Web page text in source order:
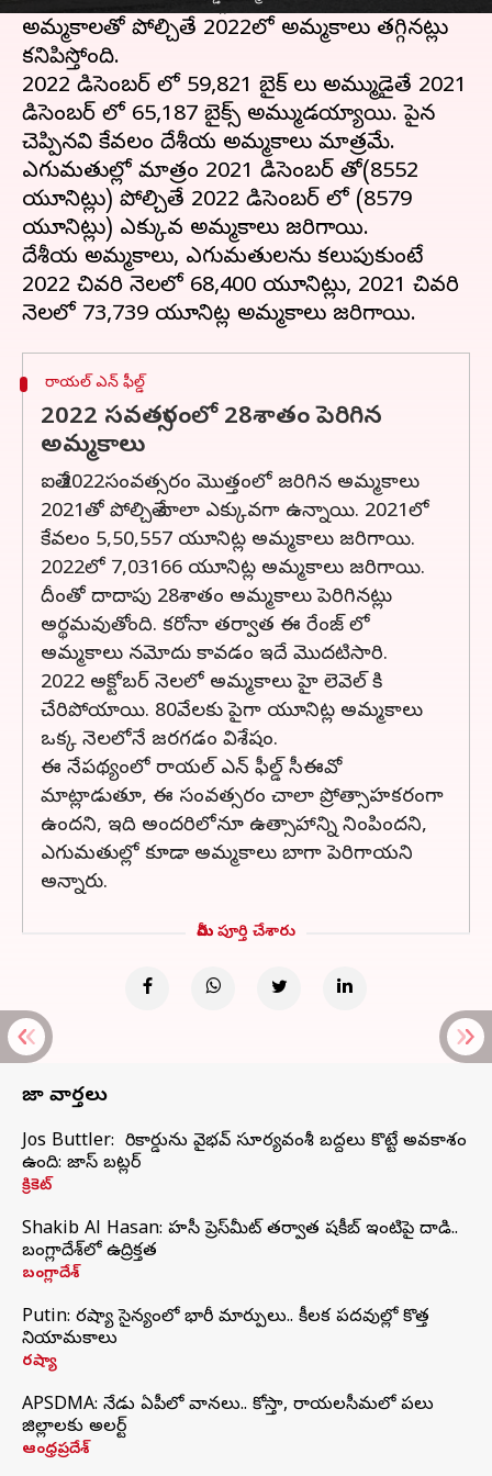
అమ్మకాలతో పోల్చితే 2022లో అమ్మకాలు తగ్గినట్లు
కనిపిస్తోంది.
2022 డిసెంబర్ లో 59,821 బైక్ లు అమ్ముడైతే 2021
డిసెంబర్ లో 65,187 బైక్స్ అమ్ముడయ్యాయి. పైన
చెప్పినవి కేవలం దేశీయ అమ్మకాలు మాత్రమే.
ఎగుమతుల్లో మాత్రం 2021 డిసెంబర్ తో(8552
యూనిట్లు) పోల్చితే 2022 డిసెంబర్ లో (8579
యూనిట్లు) ఎక్కువ అమ్మకాలు జరిగాయి.
దేశీయ అమ్మకాలు, ఎగుమతులను కలుపుకుంటే
2022 చివరి నెలలో 68,400 యూనిట్లు, 2021 చివరి
రాయల్ ఎన్ ఫీల్డ్
2022 సవత్సరంలో 28శాతం పెరిగిన
అమ్మకాలు
ఐతే 2022సంవత్సరం మొత్తంలో జరిగిన అమ్మకాలు
2021తో పోల్చితే చాలా ఎక్కువగా ఉన్నాయి. 2021లో
కేవలం 5,50,557 యూనిట్ల అమ్మకాలు జరిగాయి.
2022లో 7,03166 యూనిట్ల అమ్మకాలు జరిగాయి.
దీంతో దాదాపు 28శాతం అమ్మకాలు పెరిగినట్లు
అర్థమవుతోంది. కరోనా తర్వాత ఈ రేంజ్ లో
అమ్మకాలు నమోదు కావడం ఇదే మొదటిసారి.
2022 అక్టోబర్ నెలలో అమ్మకాలు హై లెవెల్ కి
చేరిపోయాయి. 80వేలకు పైగా యూనిట్ల అమ్మకాలు
ఒక్క నెలలోనే జరగడం విశేషం.
ఈ నేపథ్యంలో రాయల్ ఎన్ ఫీల్డ్ సీఈవో
మాట్లాడుతూ, ఈ సంవత్సరం చాలా ప్రోత్సాహకరంగా
ఉందని, ఇది అందరిలోనూ ఉత్సాహాన్ని నింపిందని,
ఎగుమతుల్లో కూడా అమ్మకాలు బాగా పెరిగాయని
అన్నారు.
మీరు పూర్తి చేశారు
తాజా వార్తలు
Jos Buttler: నా రికార్డును వైభవ్ సూర్యవంశీ బద్దలు కొట్టే అవకాశం
ఉంది: జాస్ బట్లర్
క్రికెట్
Shakib Al Hasan: హసీనా ప్రెస్‌మీట్‌ తర్వాత షకీబ్‌ ఇంటిపై దాడి..
బంగ్లాదేశ్‌లో ఉద్రిక్తత
బంగ్లాదేశ్
Putin: రష్యా సైన్యంలో భారీ మార్పులు.. కీలక పదవుల్లో కొత్త
నియామకాలు
రష్యా
APSDMA: నేడు ఏపీలో వానలు.. కోస్తా, రాయలసీమలో పలు
జిల్లాలకు అలర్ట్
ఆంధ్రప్రదేశ్